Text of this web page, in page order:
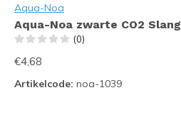
Aqua-Noa
Aqua-Noa zwarte CO2 Slang
(0)
€4,68
Artikelcode: noa-1039